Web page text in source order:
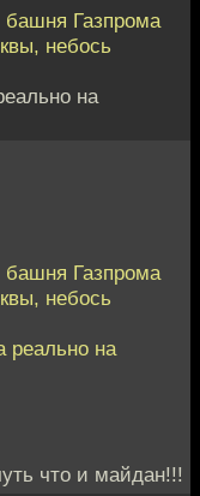
Газпрома
небось
на
Газпрома
небось
реально на
что и майдан!!!